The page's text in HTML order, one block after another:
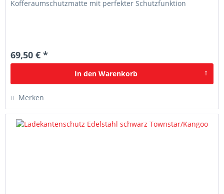
Kofferaumschutzmatte mit perfekter Schutzfunktion
69,50 € *
In den Warenkorb
Merken